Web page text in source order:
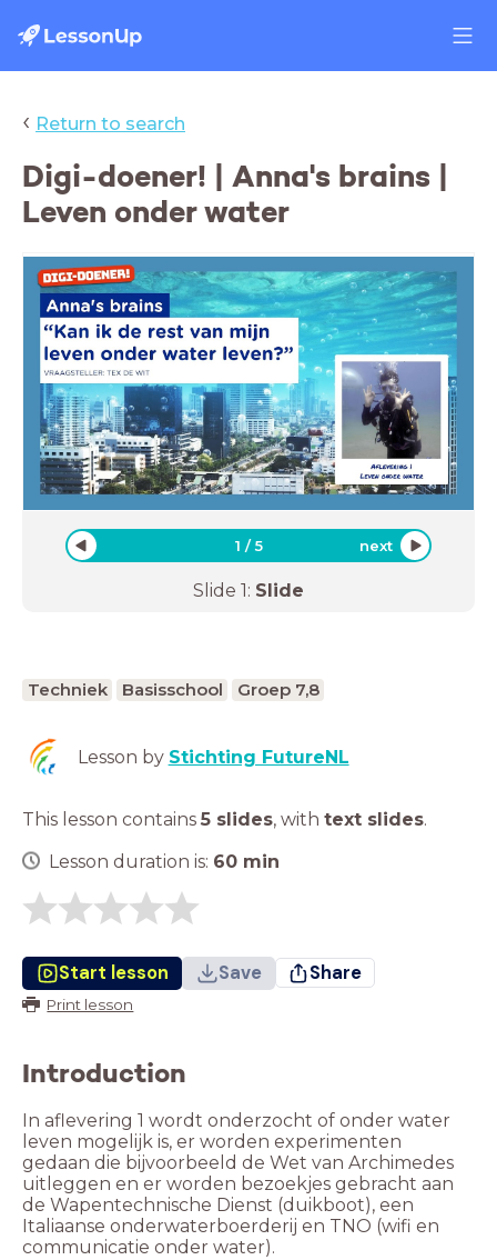
‹ Return to search
Digi-doener! | Anna's brains |
Leven onder water
1 /5 next
Slide 1: Slide
Techniek Basisschool Groep 7,8
Lesson by Stichting FutureNL
This lesson contains 5 slides, with text slides.
Lesson duration is: 60 min
Start lesson Save Share
Print lesson
Introduction
In aflevering 1 wordt onderzocht of onder water
leven mogelijk is, er worden experimenten
gedaan die bijvoorbeeld de Wet van Archimedes
uitleggen en er worden bezoekjes gebracht aan
de Wapentechnische Dienst (duikboot), een
Italiaanse onderwaterboerderij en TNO (wifi en
communicatie onder water).